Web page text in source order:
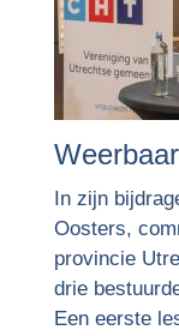
In zijn
Oosters,
provincie
drie
Een eerste